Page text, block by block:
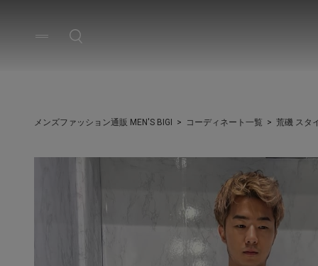
メンズファッション通販 MEN'S BIGI コーディネート一覧 荒磯 スタ